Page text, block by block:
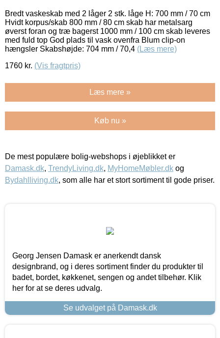
Bredt vaskeskab med 2 låger 2 stk. låge H: 700 mm / 70 cm
Hvidt korpus/skab 800 mm / 80 cm skab har metalsarg
øverst foran og træ bagerst 1000 mm / 100 cm skab leveres
med fuld top God plads til vask ovenfra Blum clip-on
hængsler Skabshøjde: 704 mm / 70,4 (Læs mere)
1760 kr. (Vis fragtpris)
Læs mere »
Køb nu »
De mest populære bolig-webshops i øjeblikket er
Damask.dk, TrendyLiving.dk, MyHomeMøbler.dk og
Bydahlliving.dk, som alle har et stort sortiment til gode priser.
Georg Jensen Damask er anerkendt dansk
designbrand, og i deres sortiment finder du produkter til
badet, bordet, køkkenet, sengen og andet tilbehør. Klik
her for at se deres udvalg.
Se udvalget på Damask.dk